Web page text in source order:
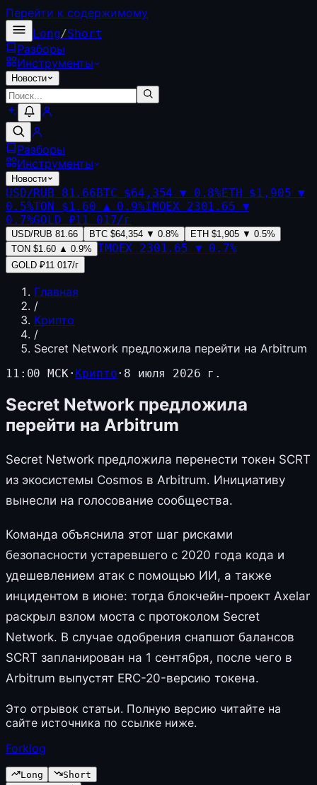
Перейти к содержимому
Long/Short
Разборы
Инструменты
Новости
Разборы
Инструменты
Новости
USD/RUB 81.66BTC $64,354 ▼ 0.8%ETH $1,905 ▼
0.5%TON $1.60 ▲ 0.9%IMOEX 2301.65 ▼
0.7%GOLD ₽11 017/г
USD/RUB 81.66 BTC $64,354 ▼ 0.8% ETH $1,905 ▼ 0.5%
TON $1.60 ▲ 0.9% IMOEX 2301.65 ▼ 0.7%
GOLD ₽11 017/г
Главная
/
Крипто
/
Secret Network предложила перейти на Arbitrum
11:00 МСК· Крипто· 8 июля 2026 г.
Secret Network предложила
перейти на Arbitrum
Secret Network предложила перенести токен SCRT
из экосистемы Cosmos в Arbitrum. Инициативу
вынесли на голосование сообщества.
Команда объяснила этот шаг рисками
безопасности устаревшего с 2020 года кода и
удешевлением атак с помощью ИИ, а также
инцидентом в июне: тогда блокчейн-проект Axelar
раскрыл взлом моста с протоколом Secret
Network. В случае одобрения снапшот балансов
SCRT запланирован на 1 сентября, после чего в
Arbitrum выпустят ERC-20-версию токена.
Это отрывок статьи. Полную версию читайте на
сайте источника по ссылке ниже.
Forklog
Long
Short